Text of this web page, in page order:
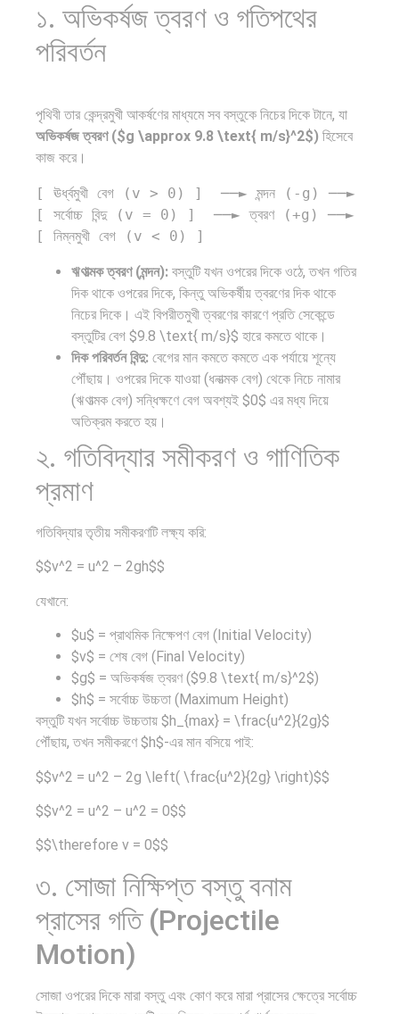
বর্তমানে
মোট দেশের
সংখ্যা…
সেঞ্চুরির
দ্বৈরথ: চীন-
বৈশ্বিক…
৪৯টি…
সব
সভ্যতারই
তো পতন
হয়:…
পরবর্তী
নির্বাচন
২০২৬:
আলোচনায়…
প্রথাগত
মেধা,
স্ট্র্যাটেজিক
গভর্নেন্স ও…
পদ্মা সেতু ও
রেল
সংযোগ…
অর্থব্যবস্থা,
আইএমএফ-
বিশ্বব্যাংক,
ইসলামী
ব্যাংকিং…
১০০
ডলারের…
দক্ষিণ
এশিয়ায়
‘জেন-জি’
বিপ্লব:
বাংলাদেশ,…
ডেপ্থ
রিপোর্ট:
ক্রীড়া
১. অভিকর্ষজ ত্বরণ ও গতিপথের
পরিবর্তন
পৃথিবী তার কেন্দ্রমুখী আকর্ষণের মাধ্যমে সব বস্তুকে নিচের দিকে টানে, যা
অভিকর্ষজ ত্বরণ ($g \approx 9.8 \text{ m/s}^2$) হিসেবে
কাজ করে।
[ ঊর্ধ্বমুখী বেগ (v > 0) ]  ──► মন্দন (-g) ──►
[ সর্বোচ্চ বিন্দু (v = 0) ]  ──► ত্বরণ (+g) ──►
ঋণাত্মক ত্বরণ (মন্দন): বস্তুটি যখন ওপরের দিকে ওঠে, তখন গতির
দিক থাকে ওপরের দিকে, কিন্তু অভিকর্ষীয় ত্বরণের দিক থাকে
নিচের দিকে। এই বিপরীতমুখী ত্বরণের কারণে প্রতি সেকেন্ডে
বস্তুটির বেগ $9.8 \text{ m/s}$ হারে কমতে থাকে।
দিক পরিবর্তন বিন্দু: বেগের মান কমতে কমতে এক পর্যায়ে শূন্যে
পৌঁছায়। ওপরের দিকে যাওয়া (ধনাত্মক বেগ) থেকে নিচে নামার
(ঋণাত্মক বেগ) সন্ধিক্ষণে বেগ অবশ্যই $0$ এর মধ্য দিয়ে
অতিক্রম করতে হয়।
২. গতিবিদ্যার সমীকরণ ও গাণিতিক
প্রমাণ
গতিবিদ্যার তৃতীয় সমীকরণটি লক্ষ্য করি:
$$v^2 = u^2 – 2gh$$
যেখানে:
$u$ = প্রাথমিক নিক্ষেপণ বেগ (Initial Velocity)
$v$ = শেষ বেগ (Final Velocity)
$g$ = অভিকর্ষজ ত্বরণ ($9.8 \text{ m/s}^2$)
$h$ = সর্বোচ্চ উচ্চতা (Maximum Height)
বস্তুটি যখন সর্বোচ্চ উচ্চতায় $h_{max} = \frac{u^2}{2g}$
পৌঁছায়, তখন সমীকরণে $h$-এর মান বসিয়ে পাই:
$$v^2 = u^2 – 2g \left( \frac{u^2}{2g} \right)$$
$$v^2 = u^2 – u^2 = 0$$
$$\therefore v = 0$$
৩. সোজা নিক্ষিপ্ত বস্তু বনাম
প্রাসের গতি (Projectile
Motion)
সোজা ওপরের দিকে মারা বস্তু এবং কোণ করে মারা প্রাসের ক্ষেত্রে সর্বোচ্চ